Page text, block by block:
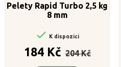
Pelety Rapid Turbo 2,5 kg
8 mm
 K dispozici
184 Kč cena
204 Kč
Cena